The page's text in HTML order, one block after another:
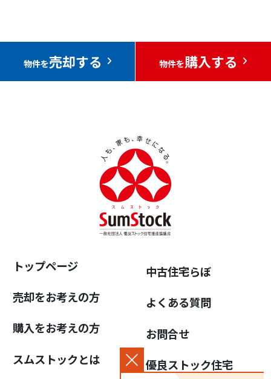
物件を売却する 物件を購入する
トップページ
売却をお考えの方
購入をお考えの方
スムストックとは
中古住宅らぼ
よくある質問
お問合せ
優良ストック住宅